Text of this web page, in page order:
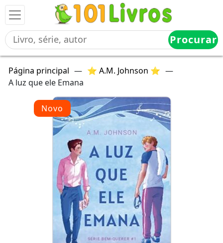
Procurar
Página principal — ⭐ A.M. Johnson ⭐ —
A luz que ele Emana
Novo